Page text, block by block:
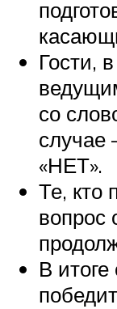
Гости,
со
случае
«НЕТ».
Те, кто
вопрос
В